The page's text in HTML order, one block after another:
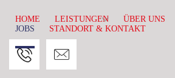
HOME LEISTUNGEN ÜBER UNS
JOBS
STANDORT & KONTAKT